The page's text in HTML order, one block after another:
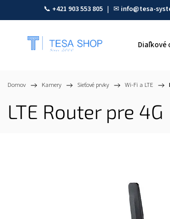
📞 +421 903 553 805 | ✉ info@tesa-
Diaľkové
Domov / Kamery / Sieťové prvky / Wi-Fi a LTE /
LTE Router pre 4G